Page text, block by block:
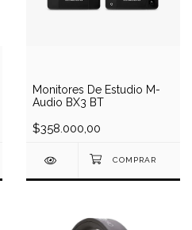
Monitores De Estudio M-
Audio BX3 BT
$358.000,00